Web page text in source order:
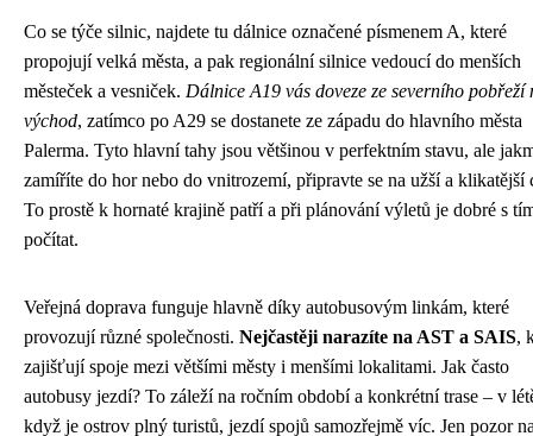
Co se týče silnic, najdete tu dálnice označené písmenem A, které
propojují velká města, a pak regionální silnice vedoucí do menších
městeček a vesniček. Dálnice A19 vás doveze ze severního pobřeží
východ, zatímco po A29 se dostanete ze západu do hlavního města
Palerma. Tyto hlavní tahy jsou většinou v perfektním stavu, ale
zamíříte do hor nebo do vnitrozemí, připravte se na užší a klikatější
To prostě k hornaté krajině patří a při plánování výletů je dobré s
počítat.
Veřejná doprava funguje hlavně díky autobusovým linkám, které
provozují různé společnosti. Nejčastěji narazíte na AST a SAIS,
zajišťují spoje mezi většími městy i menšími lokalitami. Jak často
autobusy jezdí? To záleží na ročním období a konkrétní trase – v
když je ostrov plný turistů, jezdí spojů samozřejmě víc. Jen pozor